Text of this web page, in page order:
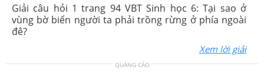
Giải câu hỏi 1 trang 94 VBT Sinh học 6: Tại sao ở
vùng bờ biển người ta phải trồng rừng ở phía ngoài
đê?
Xem lời giải
QUẢNG CÁO